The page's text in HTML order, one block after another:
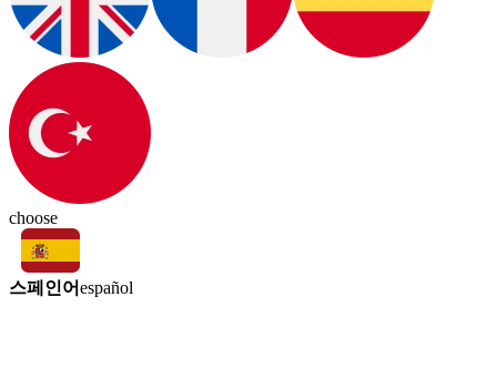
choose
스페인어español